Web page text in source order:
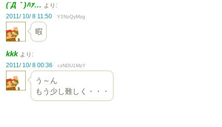
(´Д｀)ﾊｧ… より:
2011/ 10/ 8 11:50
Y2NzQyMzg
暇
kkk より:
2011/ 10/ 8 00:36
czNDU1MzY
う～ん
もう少し難しく・・・